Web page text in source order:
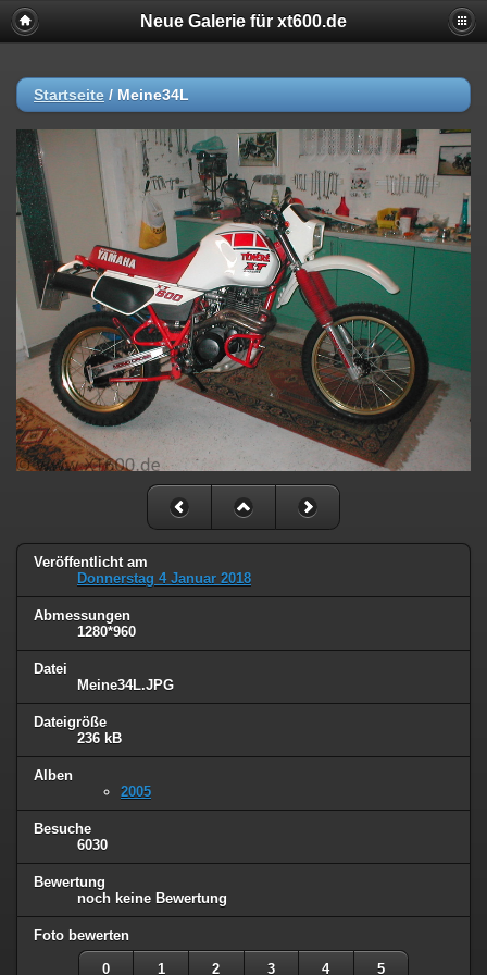
Neue Galerie für xt600.de
Startseite / Meine34L
Veröffentlicht am
Donnerstag 4 Januar 2018
Abmessungen
1280*960
Datei
Meine34L.JPG
Dateigröße
236 kB
Alben
2005
Besuche
6030
Bewertung
noch keine Bewertung
Foto bewerten
0 1 2 3 4 5